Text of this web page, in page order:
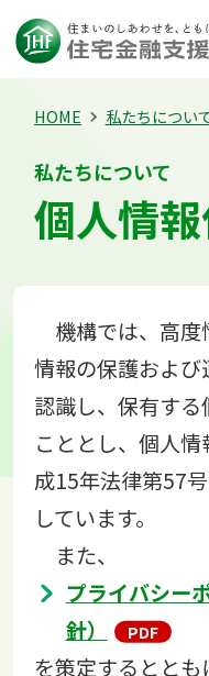
HOME 私たちについ
私たちについて
個人情
機構では、高度
情報の保護および
認識し、保有す
こととし、個人
成15年法律第57
しています。
また、
プライバシー
針）
を策定するとと